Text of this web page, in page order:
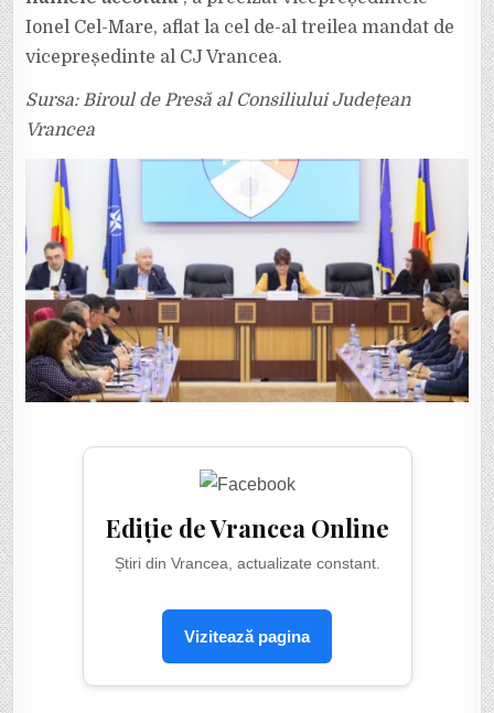
Ionel Cel-Mare, aflat la cel de-al treilea mandat de
vicepreședinte al CJ Vrancea.
Sursa: Biroul de Presă al Consiliului Județean
Vrancea
Ediție de Vrancea Online
Știri din Vrancea, actualizate constant.
Vizitează pagina